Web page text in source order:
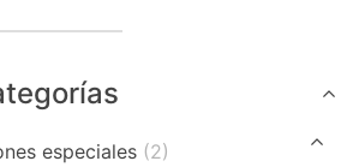
especiales (2)